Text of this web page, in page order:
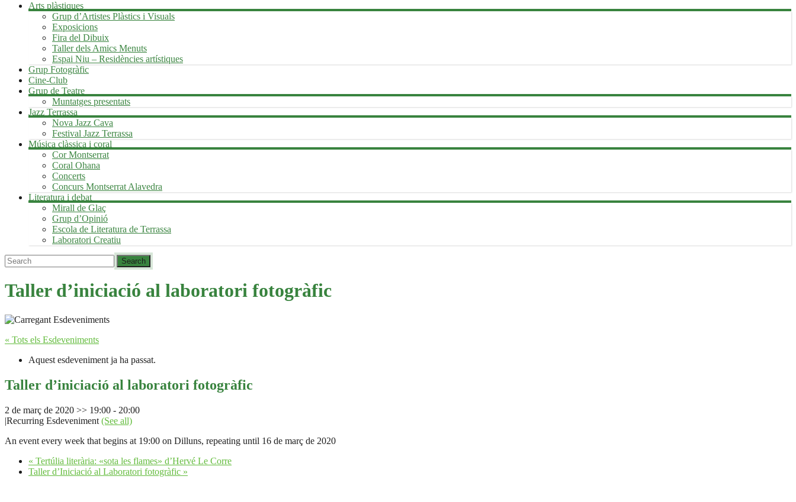
Arts plàstiques
Grup d’Artistes Plàstics i Visuals
Exposicions
Fira del Dibuix
Taller dels Amics Menuts
Espai Niu – Residències artístiques
Grup Fotogràfic
Cine-Club
Grup de Teatre
Muntatges presentats
Jazz Terrassa
Nova Jazz Cava
Festival Jazz Terrassa
Música clàssica i coral
Cor Montserrat
Coral Ohana
Concerts
Concurs Montserrat Alavedra
Literatura i debat
Mirall de Glaç
Grup d’Opinió
Escola de Literatura de Terrassa
Laboratori Creatiu
Taller d’iniciació al laboratori fotogràfic
« Tots els Esdeveniments
Aquest esdeveniment ja ha passat.
Taller d’iniciació al laboratori fotogràfic
2 de març de 2020 >> 19:00 - 20:00
|Recurring Esdeveniment (See all)
An event every week that begins at 19:00 on Dilluns, repeating until 16 de març de 2020
« Tertúlia literària: «sota les flames» d’Hervé Le Corre
Taller d’Iniciació al Laboratori fotogràfic »